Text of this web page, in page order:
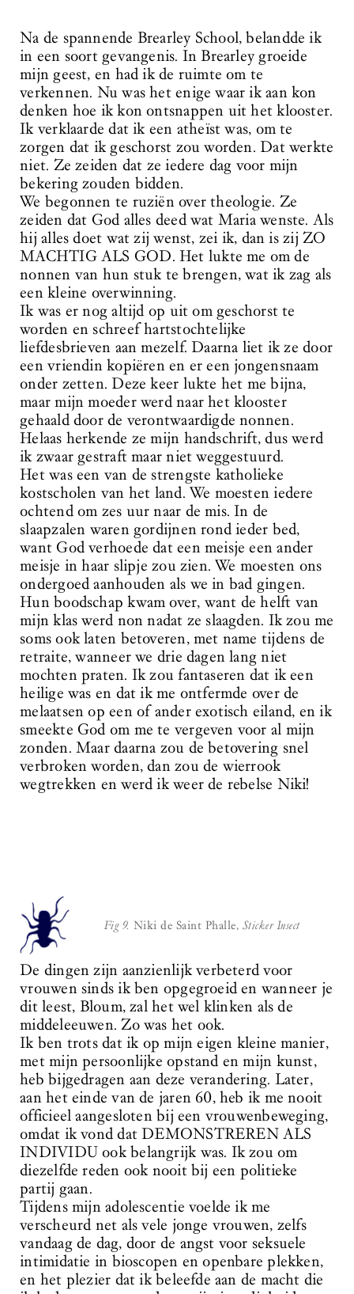
Na de spannende Brearley School, belandde ik
in een soort gevangenis. In Brearley groeide
mijn geest, en had ik de ruimte om te
verkennen. Nu was het enige waar ik aan kon
denken hoe ik kon ontsnappen uit het klooster.
Ik verklaarde dat ik een atheïst was, om te
zorgen dat ik geschorst zou worden. Dat werkte
niet. Ze zeiden dat ze iedere dag voor mijn
bekering zouden bidden.
We begonnen te ruziën over theologie. Ze
zeiden dat God alles deed wat Maria wenste. Als
hij alles doet wat zij wenst, zei ik, dan is zij ZO
MACHTIG ALS GOD. Het lukte me om de
nonnen van hun stuk te brengen, wat ik zag als
een kleine overwinning.
Ik was er nog altijd op uit om geschorst te
worden en schreef hartstochtelijke
liefdesbrieven aan mezelf. Daarna liet ik ze door
een vriendin kopiëren en er een jongensnaam
onder zetten. Deze keer lukte het me bijna,
maar mijn moeder werd naar het klooster
gehaald door de verontwaardigde nonnen.
Helaas herkende ze mijn handschrift, dus werd
ik zwaar gestraft maar niet weggestuurd.
Het was een van de strengste katholieke
kostscholen van het land. We moesten iedere
ochtend om zes uur naar de mis. In de
slaapzalen waren gordijnen rond ieder bed,
want God verhoede dat een meisje een ander
meisje in haar slipje zou zien. We moesten ons
ondergoed aanhouden als we in bad gingen.
Hun boodschap kwam over, want de helft van
mijn klas werd non nadat ze slaagden. Ik zou me
soms ook laten betoveren, met name tijdens de
retraite, wanneer we drie dagen lang niet
mochten praten. Ik zou fantaseren dat ik een
heilige was en dat ik me ontfermde over de
melaatsen op een of ander exotisch eiland, en ik
smeekte God om me te vergeven voor al mijn
zonden. Maar daarna zou de betovering snel
verbroken worden, dan zou de wierrook
wegtrekken en werd ik weer de rebelse Niki!
Fig 9. Niki de Saint Phalle, Sticker Insect
De dingen zijn aanzienlijk verbeterd voor
vrouwen sinds ik ben opgegroeid en wanneer je
dit leest, Bloum, zal het wel klinken als de
middeleeuwen. Zo was het ook.
Ik ben trots dat ik op mijn eigen kleine manier,
met mijn persoonlijke opstand en mijn kunst,
heb bijgedragen aan deze verandering. Later,
aan het einde van de jaren 60, heb ik me nooit
officieel aangesloten bij een vrouwenbeweging,
omdat ik vond dat DEMONSTREREN ALS
INDIVIDU ook belangrijk was. Ik zou om
diezelfde reden ook nooit bij een politieke
partij gaan.
Tijdens mijn adolescentie voelde ik me
verscheurd net als vele jonge vrouwen, zelfs
vandaag de dag, door de angst voor seksuele
intimidatie in bioscopen en openbare plekken,
en het plezier dat ik beleefde aan de macht die